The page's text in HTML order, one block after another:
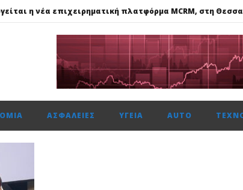
η νέα επιχειρηματική πλατφόρμα MCRM, στη
Αποκτά το πρώτο Παρατηρητήριο Έργων
πρώτη φορά πάνω από 2 εκατ. επιβάτες τον Ιούλιο
ΑΣΦΆΛΕΙΕΣ ΥΓΕΊΑ AUTO